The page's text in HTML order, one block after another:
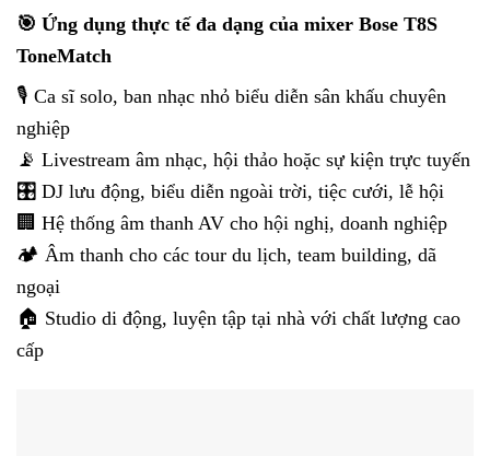
🎯 Ứng dụng thực tế đa dạng của mixer Bose T8S
ToneMatch
🎙️ Ca sĩ solo, ban nhạc nhỏ biểu diễn sân khấu chuyên
nghiệp
📡 Livestream âm nhạc, hội thảo hoặc sự kiện trực tuyến
🎛️ DJ lưu động, biểu diễn ngoài trời, tiệc cưới, lễ hội
🏢 Hệ thống âm thanh AV cho hội nghị, doanh nghiệp
🏕️ Âm thanh cho các tour du lịch, team building, dã
ngoại
🏠 Studio di động, luyện tập tại nhà với chất lượng cao
cấp